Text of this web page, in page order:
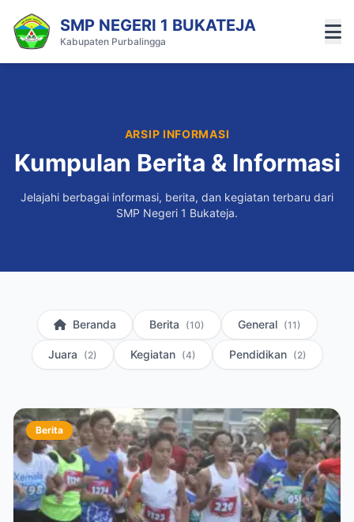
SMP NEGERI 1 BUKATEJA
Kabupaten Purbalingga
ARSIP INFORMASI
Kumpulan Berita & Informasi
Jelajahi berbagai informasi, berita, dan kegiatan terbaru dari
SMP Negeri 1 Bukateja.
Beranda Berita (10) General (11)
Juara (2) Kegiatan (4) Pendidikan (2)
Berita